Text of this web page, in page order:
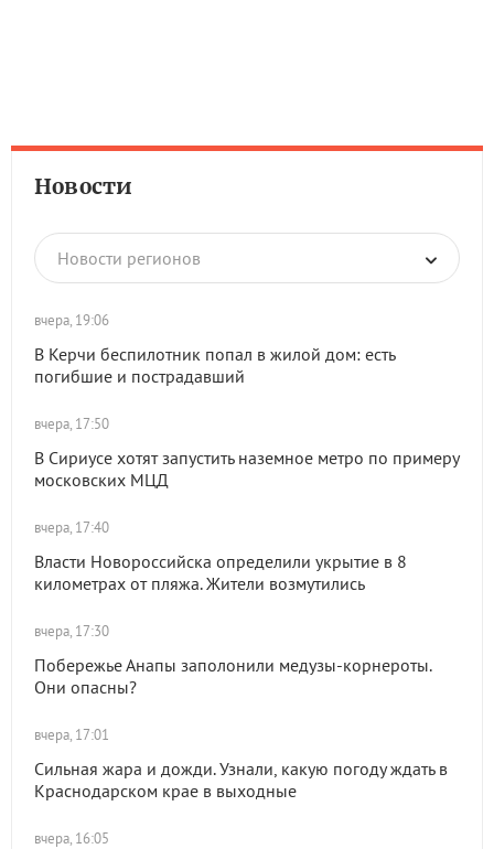
Новости
Новости регионов
вчера, 19:06
В Керчи беспилотник попал в жилой дом: есть
погибшие и пострадавший
вчера, 17:50
В Сириусе хотят запустить наземное метро по примеру
московских МЦД
вчера, 17:40
Власти Новороссийска определили укрытие в 8
километрах от пляжа. Жители возмутились
вчера, 17:30
Побережье Анапы заполонили медузы-корнероты.
Они опасны?
вчера, 17:01
Сильная жара и дожди. Узнали, какую погоду ждать в
Краснодарском крае в выходные
вчера, 16:05